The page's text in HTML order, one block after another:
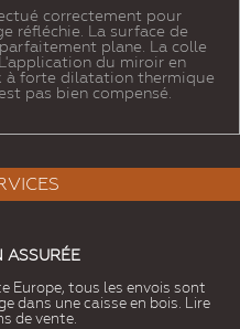
correctement pour
réfléchie. La surface de
plane. La colle
du miroir en
à forte dilatation thermique
pas bien compensé.
ASSURÉE
Europe, tous les envois sont
dans une caisse en bois. Lire
de vente.